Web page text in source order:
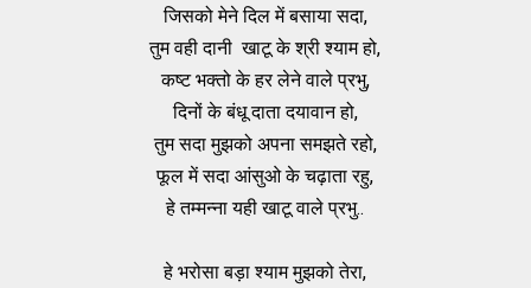
जिसको मेने दिल में बसाया सदा,
तुम वही दानी खाटू के श्री श्याम हो,
कष्ट भक्तो के हर लेने वाले प्रभु,
दिनों के बंधू दाता दयावान हो,
तुम सदा मुझको अपना समझते रहो,
फूल में सदा आंसुओ के चढ़ाता रहु,
हे तम्मन्ना यही खाटू वाले प्रभु..
हे भरोसा बड़ा श्याम मुझको तेरा,